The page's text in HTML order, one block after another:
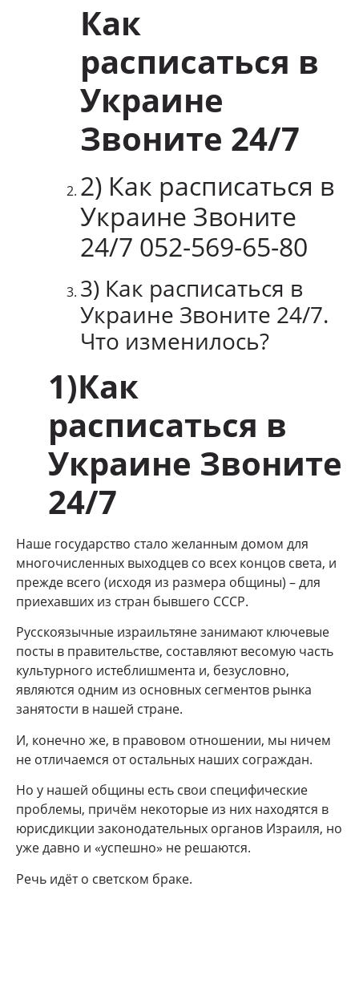
Как
расписаться в
Украине
Звоните 24/7
2) Как расписаться в
Украине Звоните
24/7 052-569-65-80
3) Как расписаться в
Украине Звоните 24/7.
Что изменилось?
1)Как
расписаться в
Украине Звоните
24/7
Наше государство стало желанным домом для
многочисленных выходцев со всех концов света, и
прежде всего (исходя из размера общины) – для
приехавших из стран бывшего СССР.
Русскоязычные израильтяне занимают ключевые
посты в правительстве, составляют весомую часть
культурного истеблишмента и, безусловно,
являются одним из основных сегментов рынка
занятости в нашей стране.
И, конечно же, в правовом отношении, мы ничем
не отличаемся от остальных наших сограждан.
Но у нашей общины есть свои специфические
проблемы, причём некоторые из них находятся в
юрисдикции законодательных органов Израиля, но
уже давно и «успешно» не решаются.
Речь идёт о светском браке.